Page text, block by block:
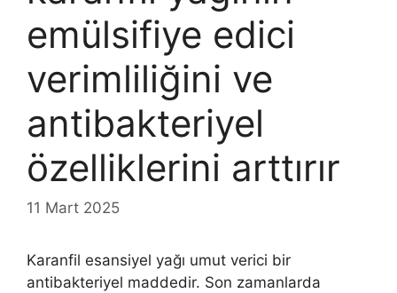
emülsifiye edici
verimliliğini ve
antibakteriyel
özelliklerini arttırır
11 Mart 2025
Karanfil esansiyel yağı umut verici bir
antibakteriyel maddedir. Son zamanlarda